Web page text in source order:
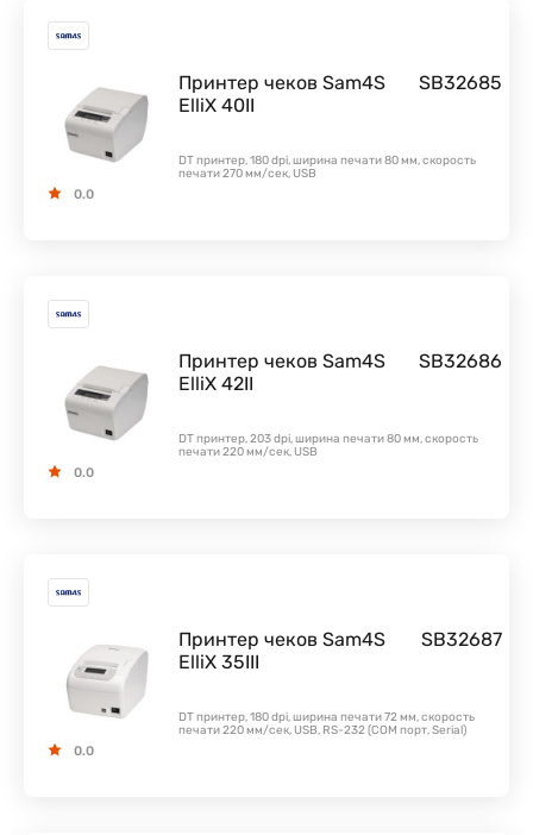
Принтер чеков Sam4S
ElliX 40II
SB32685
DT принтер, 180 dpi, ширина печати 80 мм, скорость
печати 270 мм/сек, USB
0.0
Принтер чеков Sam4S
ElliX 42II
SB32686
DT принтер, 203 dpi, ширина печати 80 мм, скорость
печати 220 мм/сек, USB
0.0
Принтер чеков Sam4S
ElliX 35III
SB32687
DT принтер, 180 dpi, ширина печати 72 мм, скорость
печати 220 мм/сек, USB, RS-232 (COM порт, Serial)
0.0